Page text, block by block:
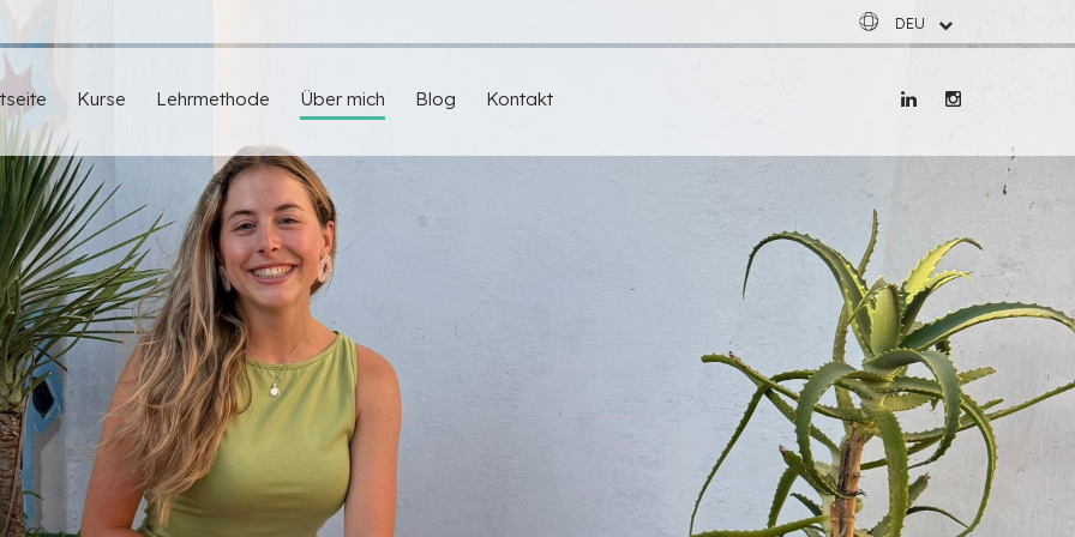
DEU
ESP
Kurse Lehrmethode Über mich Blog Kontakt